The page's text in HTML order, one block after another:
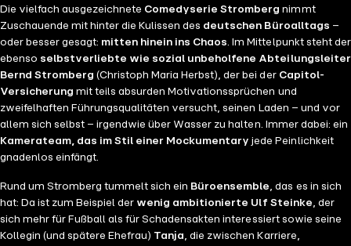
Die vielfach ausgezeichnete Comedyserie Stromberg nimmt
Zuschauende mit hinter die Kulissen des deutschen Büroalltags –
oder besser gesagt: mitten hinein ins Chaos. Im Mittelpunkt steht der
ebenso selbstverliebte wie sozial unbeholfene Abteilungsleiter
Bernd Stromberg (Christoph Maria Herbst), der bei der Capitol-
Versicherung mit teils absurden Motivationssprüchen und
zweifelhaften Führungsqualitäten versucht, seinen Laden – und vor
allem sich selbst – irgendwie über Wasser zu halten. Immer dabei: ein
Kamerateam, das im Stil einer Mockumentary jede Peinlichkeit
gnadenlos einfängt.
Rund um Stromberg tummelt sich ein Büroensemble, das es in sich
hat: Da ist zum Beispiel der wenig ambitionierte Ulf Steinke, der
sich mehr für Fußball als für Schadensakten interessiert sowie seine
Kollegin (und spätere Ehefrau) Tanja, die zwischen Karriere,